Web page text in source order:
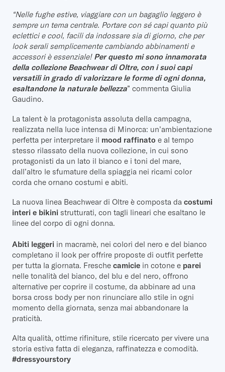
“Nelle fughe estive, viaggiare con un bagaglio leggero è
sempre un tema centrale. Portare con sé capi quanto più
eclettici e cool, facili da indossare sia di giorno, che per
look serali semplicemente cambiando abbinamenti e
accessori è essenziale! Per questo mi sono innamorata
della collezione Beachwear di Oltre, con i suoi capi
versatili in grado di valorizzare le forme di ogni donna,
esaltandone la naturale bellezza” commenta Giulia
Gaudino.
La talent è la protagonista assoluta della campagna,
realizzata nella luce intensa di Minorca: un’ambientazione
perfetta per interpretare il mood raffinato e al tempo
stesso rilassato della nuova collezione, in cui sono
protagonisti da un lato il bianco e i toni del mare,
dall’altro le sfumature della spiaggia nei ricami color
corda che ornano costumi e abiti.
La nuova linea Beachwear di Oltre è composta da costumi
interi e bikini strutturati, con tagli lineari che esaltano le
linee del corpo di ogni donna.
Abiti leggeri in macramè, nei colori del nero e del bianco
completano il look per offrire proposte di outfit perfette
per tutta la giornata. Fresche camicie in cotone e parei
nelle tonalità del bianco, del blu e del nero, offrono
alternative per coprire il costume, da abbinare ad una
borsa cross body per non rinunciare allo stile in ogni
momento della giornata, senza mai abbandonare la
praticità.
Alta qualità, ottime rifiniture, stile ricercato per vivere una
storia estiva fatta di eleganza, raffinatezza e comodità.
#dressyourstory